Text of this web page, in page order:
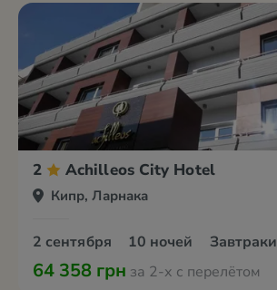
2 Achilleos City Hotel
Кипр, Ларнака
2 сентября 10 ночей Завтраки
64 358 грн за 2-х с перелётом